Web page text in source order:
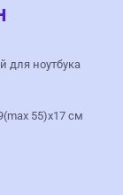
для ноутбука
55)х17 см